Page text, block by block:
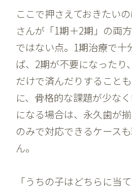
ここで押さえておきたい
さんが「1期＋2期」の両
ではない点。1期治療で十
ば、2期が不要になったり
だけで済んだりすること
に、骨格的な課題が少な
になる場合は、永久歯が
のみで対応できるケース
ん。
「うちの子はどちらに当